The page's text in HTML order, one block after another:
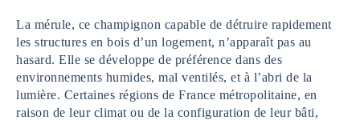
La mérule, ce champignon capable de détruire rapidement
les structures en bois d’un logement, n’apparaît pas au
hasard. Elle se développe de préférence dans des
environnements humides, mal ventilés, et à l’abri de la
lumière. Certaines régions de France métropolitaine, en
raison de leur climat ou de la configuration de leur bâti,